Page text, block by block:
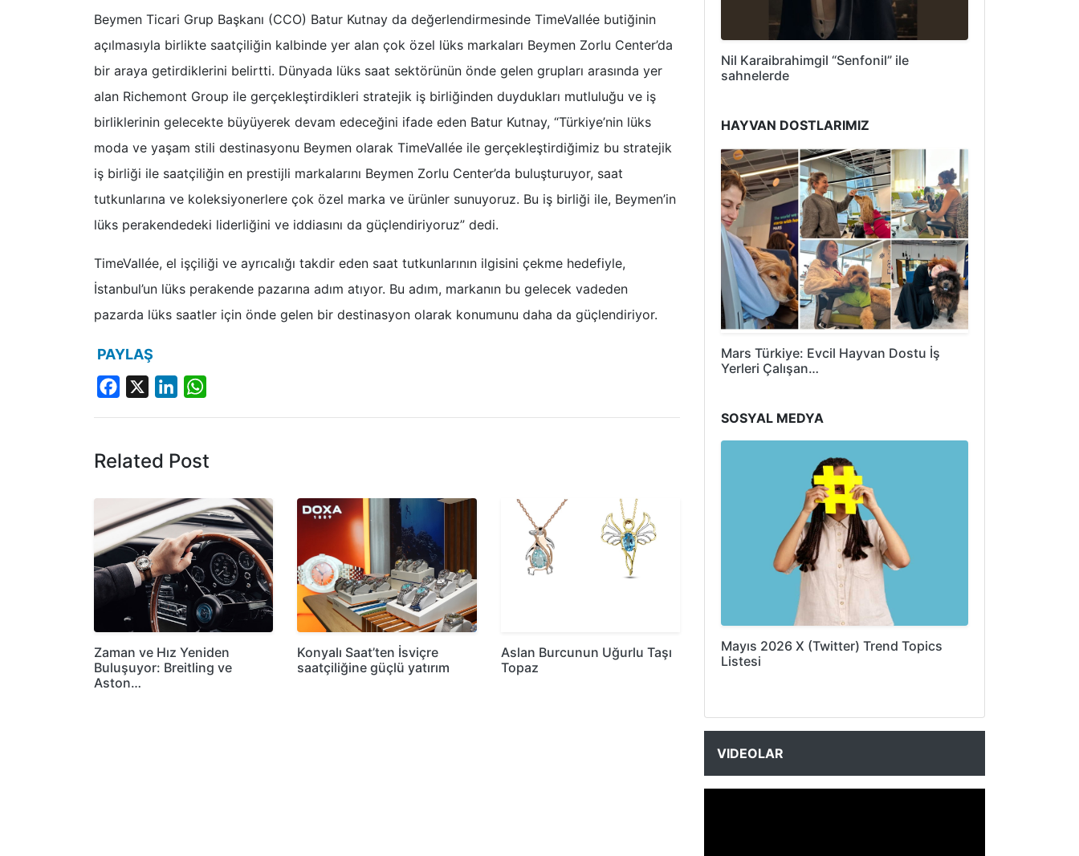
Beymen Ticari Grup Başkanı (CCO) Batur Kutnay da değerlendirmesinde TimeVallée butiğinin
açılmasıyla birlikte saatçiliğin kalbinde yer alan çok özel lüks markaları Beymen Zorlu Center’da
bir araya getirdiklerini belirtti. Dünyada lüks saat sektörünün önde gelen grupları arasında yer
alan Richemont Group ile gerçekleştirdikleri stratejik iş birliğinden duydukları mutluluğu ve iş
birliklerinin gelecekte büyüyerek devam edeceğini ifade eden Batur Kutnay, “Türkiye’nin lüks
moda ve yaşam stili destinasyonu Beymen olarak TimeVallée ile gerçekleştirdiğimiz bu stratejik
iş birliği ile saatçiliğin en prestijli markalarını Beymen Zorlu Center’da buluşturuyor, saat
tutkunlarına ve koleksiyonerlere çok özel marka ve ürünler sunuyoruz. Bu iş birliği ile, Beymen’in
lüks perakendedeki liderliğini ve iddiasını da güçlendiriyoruz” dedi.
TimeVallée, el işçiliği ve ayrıcalığı takdir eden saat tutkunlarının ilgisini çekme hedefiyle,
İstanbul’un lüks perakende pazarına adım atıyor. Bu adım, markanın bu gelecek vadeden
pazarda lüks saatler için önde gelen bir destinasyon olarak konumunu daha da güçlendiriyor.
PAYLAŞ
Facebook LinkedIn
Related Post
Zaman ve Hız Yeniden
Buluşuyor: Breitling ve
Aston…
Konyalı Saat’ten İsviçre
saatçiliğine güçlü yatırım
Aslan Burcunun Uğurlu Taşı
Topaz
Nil Karaibrahimgil “Senfonil” ile
sahnelerde
HAYVAN DOSTLARIMIZ
Mars Türkiye: Evcil Hayvan Dostu İş
Yerleri Çalışan…
SOSYAL MEDYA
Mayıs 2026 X (Twitter) Trend Topics
Listesi
VIDEOLAR